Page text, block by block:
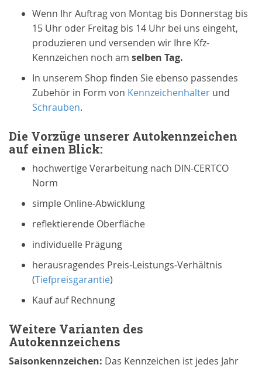
Wenn Ihr Auftrag von Montag bis Donnerstag bis
15 Uhr oder Freitag bis 14 Uhr bei uns eingeht,
produzieren und versenden wir Ihre Kfz-
Kennzeichen noch am selben Tag.
In unserem Shop finden Sie ebenso passendes
Zubehör in Form von Kennzeichenhalter und
Schrauben.
Die Vorzüge unserer Autokennzeichen
auf einen Blick:
hochwertige Verarbeitung nach DIN-CERTCO
Norm
simple Online-Abwicklung
reflektierende Oberfläche
individuelle Prägung
herausragendes Preis-Leistungs-Verhältnis
(Tiefpreisgarantie)
Kauf auf Rechnung
Weitere Varianten des
Autokennzeichens
Saisonkennzeichen: Das Kennzeichen ist jedes Jahr